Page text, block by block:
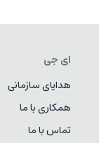
ای جی
هدایای سازمانی
همکاری با ما
تماس با ما